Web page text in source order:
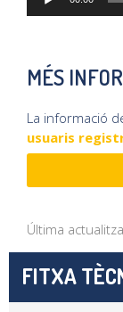
MÉS
La informació
usuaris
Última
FITXA